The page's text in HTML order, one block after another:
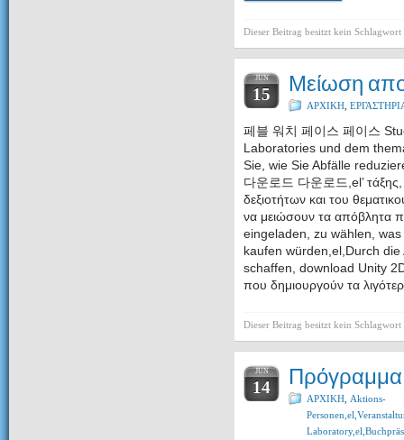
Dieser Beitrag besitzt kein Schlagwort
JUN
15 Μείωση
ΑΡΧΙΚΗ
페블 워치 페이스 페이스
Laboratories und dem
Sie, wie Sie Abfälle
다운로드 다운로드,el’
δεξιοτήτων και του
να μειώσουν τα απόβλητα
eingeladen, zu wählen,
kaufen würden,el,Durch
schaffen, download Unity
που δημιουργούν τα
Dieser Beitrag besitzt kein Schlagwort
JUN
14 Πρόγραμμα
ΑΡΧΙΚΗ Aktions-